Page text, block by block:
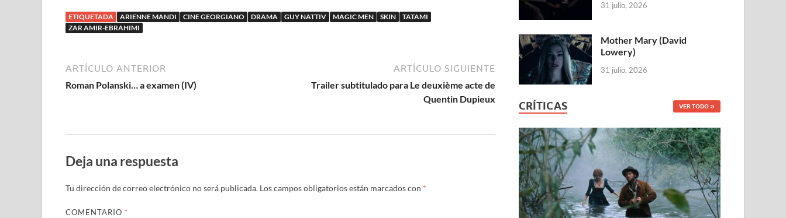
ETIQUETADA ARIENNE MANDI CINE GEORGIANO DRAMA GUY NATTIV MAGIC MEN SKIN
TATAMI
ZAR AMIR-EBRAHIMI
ARTÍCULO ANTERIOR
Roman Polanski… a examen (IV)
ARTÍCULO SIGUIENTE
Trailer subtitulado para Le deuxième acte de
Quentin Dupieux
Deja una respuesta
Tu dirección de correo electrónico no será publicada. Los campos obligatorios están marcados con *
COMENTARIO *
31 julio, 2026
Mother Mary (David
Lowery)
31 julio, 2026
CRÍTICAS VER TODO